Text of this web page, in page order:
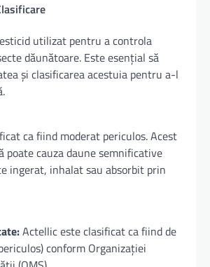
utilizat pentru a controla
dăunătoare. Este esențial să
și clasificarea acestuia pentru a-l
ca fiind moderat periculos. Acest
poate cauza daune semnificative
ingerat, inhalat sau absorbit prin
Actellic este clasificat ca fiind de
conform Organizației